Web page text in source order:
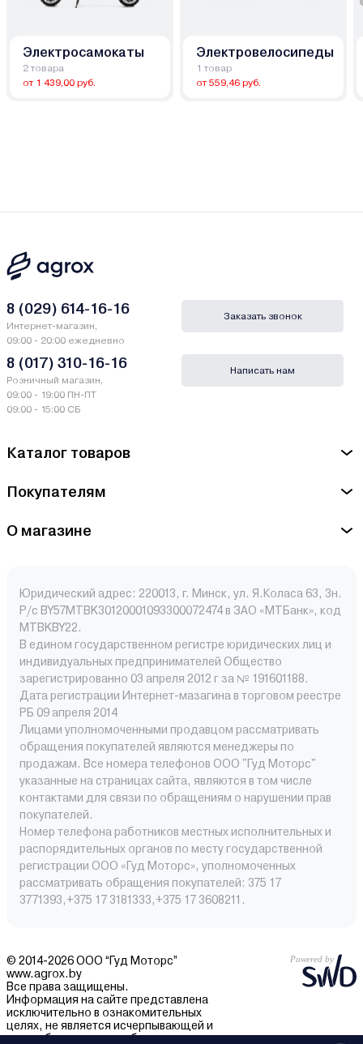
Электросамокаты
2 товара
от 1 439,00 руб.
Электровелосипеды
1 товар
от 559,46 руб.
Каталог товаров
Покупателям
О магазине
Юридический адрес: 220013, г. Минск, ул. Я.Коласа 63, 3н.
Р/с BY57MTBK30120001093300072474 в ЗАО «МТБанк», код
MTBKBY22.
В едином государственном регистре юридических лиц и
индивидуальных предпринимателей Общество
зарегистрированно 03 апреля 2012 г за № 191601188.
Дата регистрации Интернет-мазагина в торговом реестре
РБ 09 апреля 2014
Лицами уполномоченными продавцом рассматривать
обращения покупателей являются менеджеры по
продажам. Все номера телефонов ООО "Гуд Моторс"
указанные на страницах сайта, являются в том числе
контактами для связи по обращениям о нарушении прав
покупателей.
Номер телефона работников местных исполнительных и
распорядительных органов по месту государственной
регистрации ООО «Гуд Моторс», уполномоченных
рассматривать обращения покупателей: 375 17
3771393,+375 17 3181333,+375 17 3608211.
8 (029) 614-16-16
Интернет-магазин,
09:00 - 20:00 ежедневно
8 (017) 310-16-16
Розничный магазин,
09:00 - 19:00 ПН-ПТ
09:00 - 15:00 СБ
Заказать звонок
Написать нам
© 2014-2026 ООО “Гуд Моторс”
www.agrox.by
Все права защищены.
Информация на сайте представлена
исключительно в ознакомительных
целях, не является исчерпывающей и
может быть изменена без уведомления.